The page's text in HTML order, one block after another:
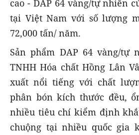
cao - DAP 64 vàng/tự nhiên
tại Việt Nam với số lượng
72,000 tấn/ năm.
Sản phẩm DAP 64 vàng/tự
TNHH Hóa chất Hồng Lân
xuất nổi tiếng với chất
phân bón kích thước đều,
nhiều tiêu chí kiểm định
chuộng tại nhiều quốc gia